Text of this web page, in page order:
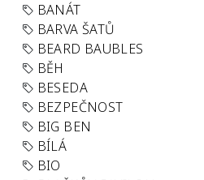
BANÁT
BARVA ŠATŮ
BEARD BAUBLES
BĚH
BESEDA
BEZPEČNOST
BIG BEN
BÍLÁ
BIO